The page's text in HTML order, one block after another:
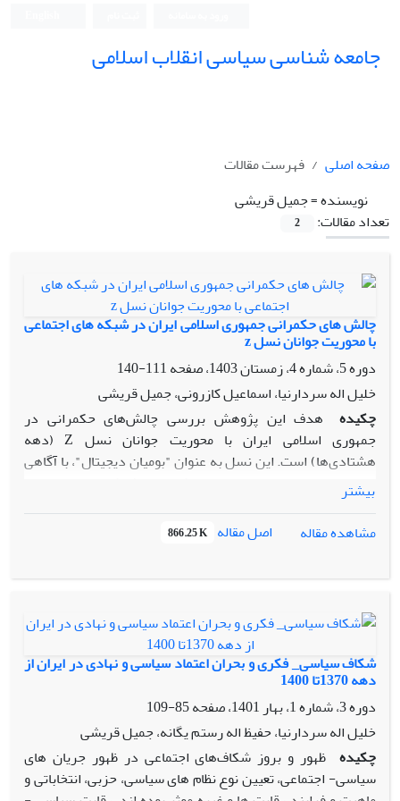
جامعه شناسی سیاسی انقلاب اسلامی
صفحه اصلی
فهرست مقالات
نویسنده =جمیل قریشی
تعداد مقالات:
2
چالش های حکمرانی جمهوری اسلامی ایران در شبکه های اجتماعی
با محوریت جوانان نسل z
دوره 5، شماره 4، زمستان 1403، صفحه
111-140
خلیل اله سردارنیا، اسماعیل کازرونی، جمیل قریشی
چکیده
هدف این پژوهش بررسی چالش‌های حکمرانی در
جمهوری اسلامی ایران با محوریت جوانان نسل Z (دهه
هشتادی‌ها) است. این نسل به عنوان "بومیان دیجیتال"، با آگاهی
سیاسی و اجتماعی بالا و تمایل به حکمرانی مشارکتی، دغدغه‌هایی
نظیر عدالت اجتماعی، حقوق بشر، حقوق زنان و آزادی‌های فردی
دارند که حکمرانی کلاسیک یک‌سویه را به چالش و ضرورت
حکمرانی خوب مبتنی بر تعامل را مطرح می‌کنند. این پژوهش با
مشاهده ویدئوها، متون و عکس‌های منتشر شده در فضای مجازی
(اینستاگرام، توییتر و...) و همچنین دیدگاه‌ها و مصاحبه‌های
پژوهشگران و کارشناسان بررسی کرده است. صدها محتوای
منتشر شده در فضای مجازی و رسانه‌ها بررسی، طبقه‌بندی و به
مقوله‌های کلی و زیرمقوله‌ها دسته‌بندی شدند.بر اساس فراوانی
مقوله‌ها، به نتیجه‌گیری کمی در خصوص علل اصلی اعتراضات نیز
رسیدیم.یافته‌ها شامل چهار محور اصلی است: باورها و ارزش‌های
نسل Z، انتظارات از حاکمیت، چالش‌های نظام و پیشنهادات نسل Z
برای حکمرانی. نسل Z خواهان آزادی بیان، تضمین حقوق اساسی،
بیشتر
مشاهده مقاله
اصل مقاله 866.25 K
شکاف سیاسی_ فکری و بحران اعتماد سیاسی و نهادی در ایران از
دهه 1370تا 1400
دوره 3، شماره 1، بهار 1401، صفحه
85-109
خلیل اله سردارنیا، حفیظ اله رستم یگانه، جمیل قریشی
چکیده ظهور و بروز شکاف‌های اجتماعی در ظهور جریان های
سیاسی- اجتماعی، تعیین نوع نظام های سیاسی، حزبی، انتخاباتی و